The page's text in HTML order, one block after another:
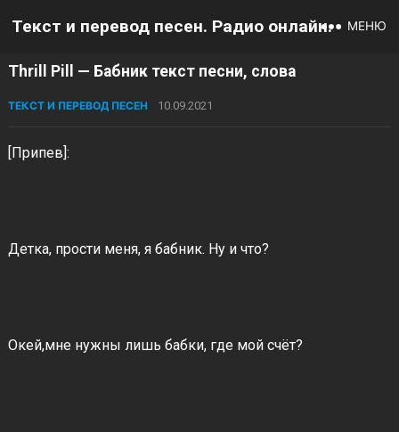
Текст и перевод песен. Радио онлайн. МЕНЮ
Thrill Pill — Бабник текст песни, слова
ТЕКСТ И ПЕРЕВОД ПЕСЕН 10.09.2021
[Припев]:
Детка, прости меня, я бабник. Ну и что?
Окей,мне нужны лишь бабки, где мой счёт?